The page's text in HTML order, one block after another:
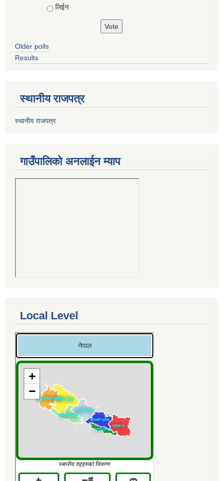
लिईन
Older polls
Results
स्थानीय राजपत्र
स्थानीय राजपत्र
गाउँपालिको अनलाईन म्याप
Local Level